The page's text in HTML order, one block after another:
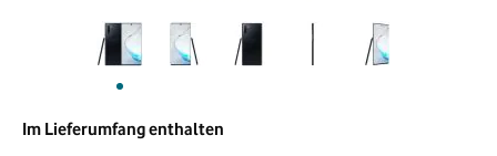
Im Lieferumfang enthalten